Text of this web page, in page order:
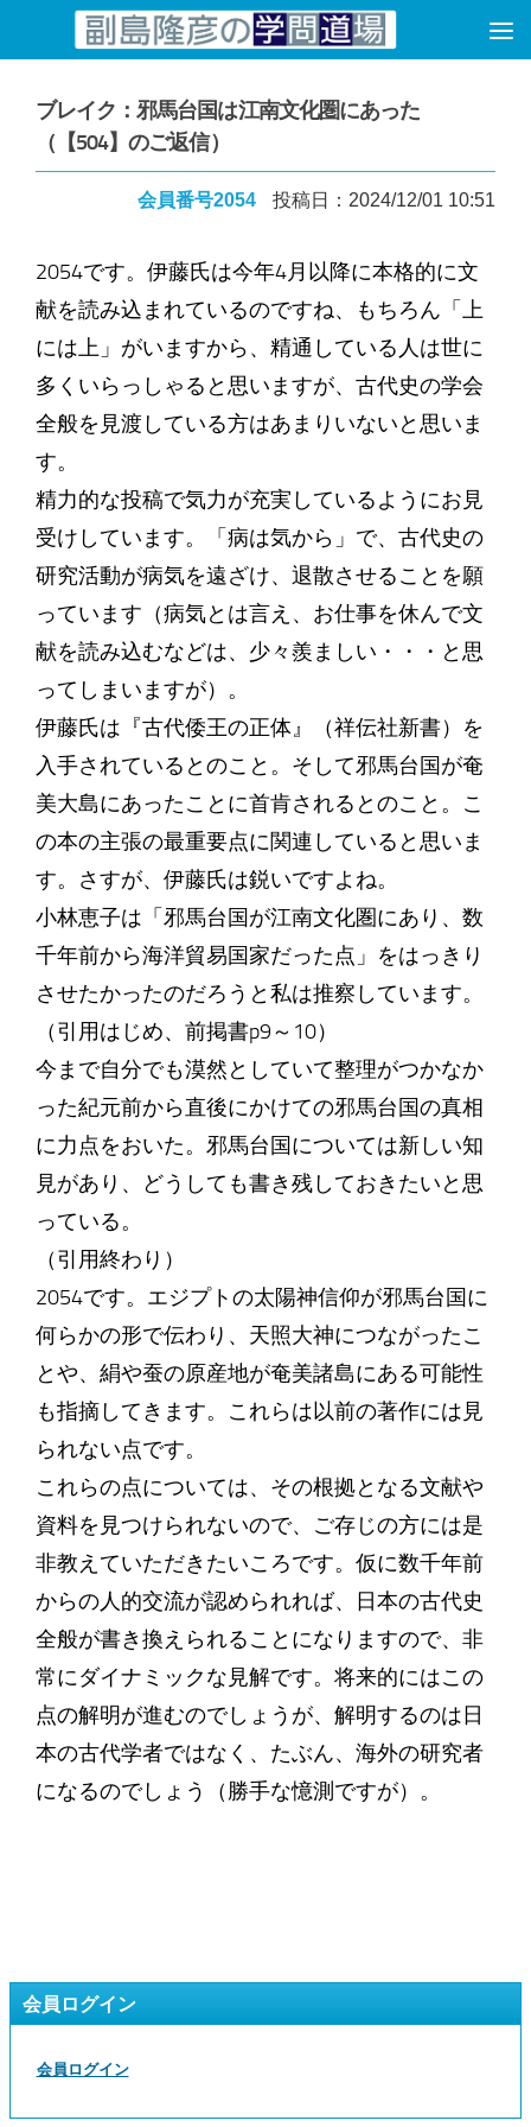
コンテンツへスキップ
ブレイク：邪馬台国は江南文化圏にあった
（【504】のご返信）
会員番号2054 投稿日：2024/12/01 10:51
2054です。伊藤氏は今年4月以降に本格的に文
献を読み込まれているのですね、もちろん「上
には上」がいますから、精通している人は世に
多くいらっしゃると思いますが、古代史の学会
全般を見渡している方はあまりいないと思いま
す。
精力的な投稿で気力が充実しているようにお見
受けしています。「病は気から」で、古代史の
研究活動が病気を遠ざけ、退散させることを願
っています（病気とは言え、お仕事を休んで文
献を読み込むなどは、少々羨ましい・・・と思
ってしまいますが）。
伊藤氏は『古代倭王の正体』（祥伝社新書）を
入手されているとのこと。そして邪馬台国が奄
美大島にあったことに首肯されるとのこと。こ
の本の主張の最重要点に関連していると思いま
す。さすが、伊藤氏は鋭いですよね。
小林恵子は「邪馬台国が江南文化圏にあり、数
千年前から海洋貿易国家だった点」をはっきり
させたかったのだろうと私は推察しています。
（引用はじめ、前掲書p9～10）
今まで自分でも漠然としていて整理がつかなか
った紀元前から直後にかけての邪馬台国の真相
に力点をおいた。邪馬台国については新しい知
見があり、どうしても書き残しておきたいと思
っている。
（引用終わり）
2054です。エジプトの太陽神信仰が邪馬台国に
何らかの形で伝わり、天照大神につながったこ
とや、絹や蚕の原産地が奄美諸島にある可能性
も指摘してきます。これらは以前の著作には見
られない点です。
これらの点については、その根拠となる文献や
資料を見つけられないので、ご存じの方には是
非教えていただきたいころです。仮に数千年前
からの人的交流が認められれば、日本の古代史
全般が書き換えられることになりますので、非
常にダイナミックな見解です。将来的にはこの
点の解明が進むのでしょうが、解明するのは日
本の古代学者ではなく、たぶん、海外の研究者
になるのでしょう（勝手な憶測ですが）。
会員ログイン
会員ログイン